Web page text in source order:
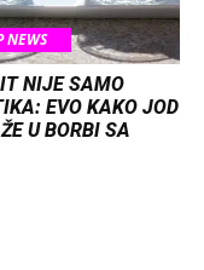
NEWS
NIJE SAMO
EVO KAKO JOD
U BORBI SA